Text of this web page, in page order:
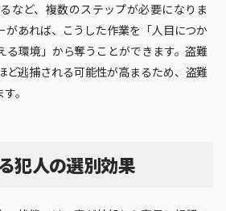
など、複数のステップが必要になりま
があれば、こうした作業を「人目につか
る環境」から奪うことができます。盗難
ど逃捕される可能性が高まるため、盗難
。
犯人の選別効果